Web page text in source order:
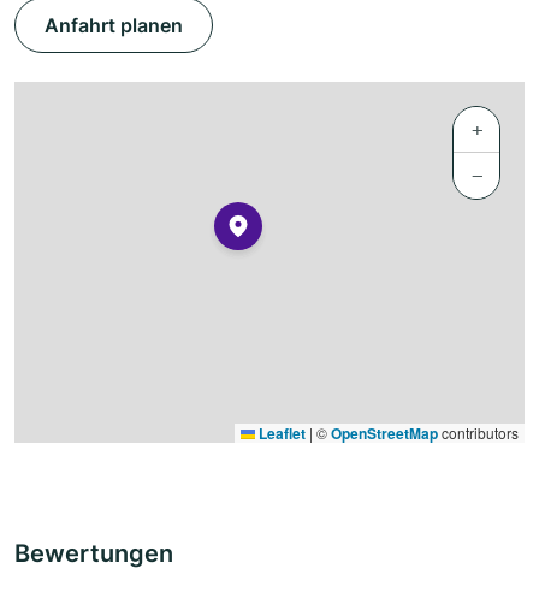
Anfahrt planen
+
−
Leaflet | ©OpenStreetMapcontributors
Bewertungen